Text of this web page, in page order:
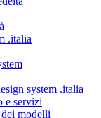
.italia
system .italia
e servizi
modelli